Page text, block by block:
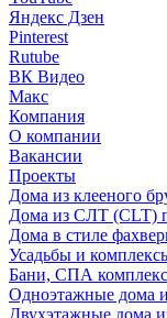
Яндекс Дзен
Pinterest
Rutube
ВК Видео
Макс
Компания
О компании
Вакансии
Проекты
Дома из клееного
Дома из СЛТ (CLT)
Дома в стиле
Усадьбы и
Бани, СПА
Одноэтажные дома
Двухэтажные дома